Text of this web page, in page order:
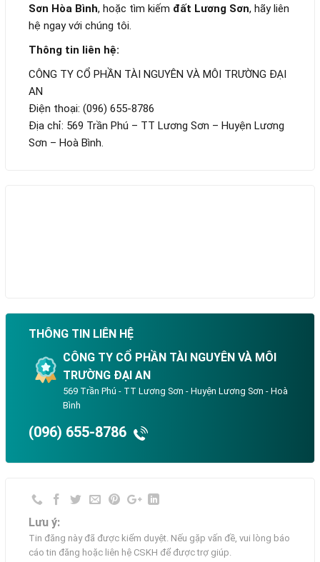
Sơn Hòa Bình, hoặc tìm kiếm đất Lương Sơn, hãy liên
hệ ngay với chúng tôi.
Thông tin liên hệ:
CÔNG TY CỔ PHẦN TÀI NGUYÊN VÀ MÔI TRƯỜNG ĐẠI
AN
Điện thoại: (096) 655-8786
Địa chỉ: 569 Trần Phú – TT Lương Sơn – Huyện Lương
Sơn – Hoà Bình.
THÔNG TIN LIÊN HỆ
CÔNG TY CỔ PHẦN TÀI NGUYÊN VÀ MÔI
TRƯỜNG ĐẠI AN
569 Trần Phú - TT Lương Sơn - Huyện Lương Sơn - Hoà
Bình
(096) 655-8786
Lưu ý:
Tin đăng này đã được kiểm duyệt. Nếu gặp vấn đề, vui lòng báo
cáo tin đăng hoặc liên hệ CSKH để được trợ giúp.